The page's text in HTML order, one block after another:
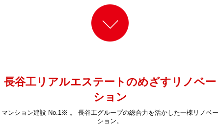
長谷工リアルエステートのめざすリノベー
ション
マンション建設 No.1※ 。 長谷工グループの総合力を活かした一棟リノベー
ション。